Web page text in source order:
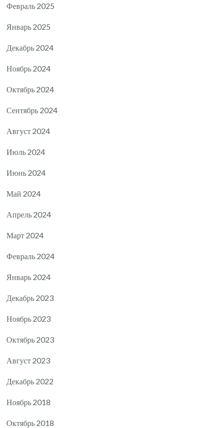
Февраль 2025
Январь 2025
Декабрь 2024
Ноябрь 2024
Октябрь 2024
Сентябрь 2024
Август 2024
Июль 2024
Июнь 2024
Май 2024
Апрель 2024
Март 2024
Февраль 2024
Январь 2024
Декабрь 2023
Ноябрь 2023
Октябрь 2023
Август 2023
Декабрь 2022
Ноябрь 2018
Октябрь 2018